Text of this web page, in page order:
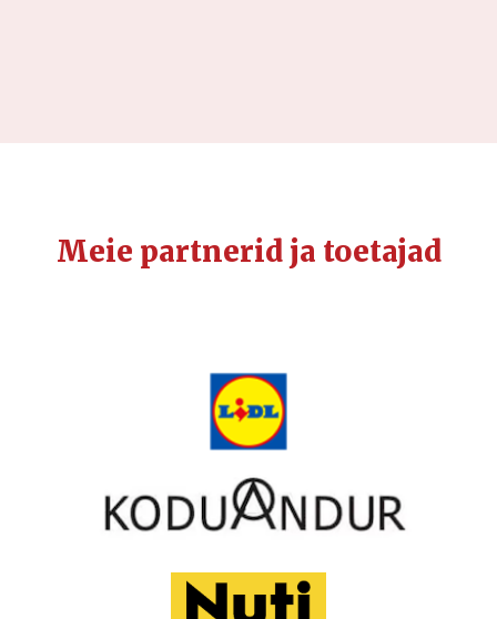
Meie partnerid ja toetajad